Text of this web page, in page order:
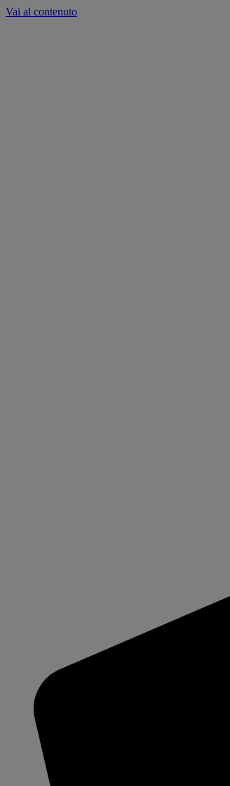
Vai al contenuto